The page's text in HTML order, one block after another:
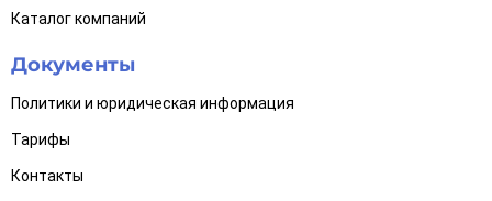
Каталог компаний
Документы
Политики и юридическая информация
Тарифы
Контакты